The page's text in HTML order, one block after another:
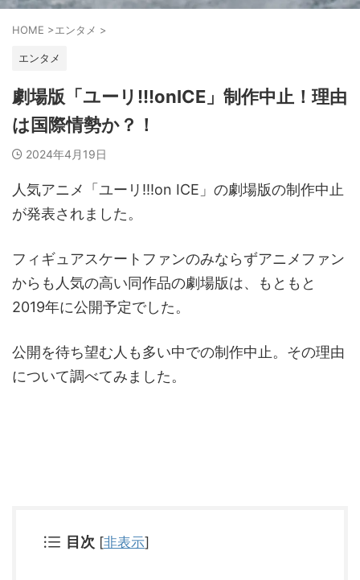
HOME >エンタメ >
エンタメ
劇場版「ユーリ!!!onICE」制作中止！理由
は国際情勢か？！
2024年4月19日
人気アニメ「ユーリ!!!on ICE」の劇場版の制作中止
が発表されました。
フィギュアスケートファンのみならずアニメファン
からも人気の高い同作品の劇場版は、もともと
2019年に公開予定でした。
公開を待ち望む人も多い中での制作中止。その理由
について調べてみました。
目次 [非表示]